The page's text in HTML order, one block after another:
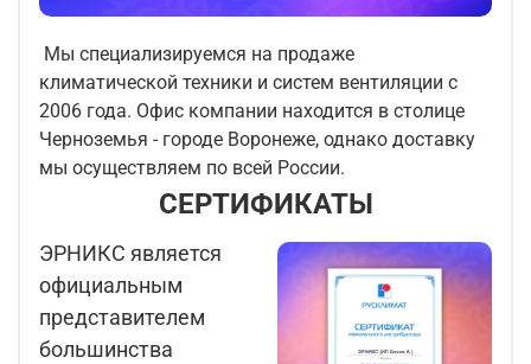
Мы специализируемся на продаже
климатической техники и систем вентиляции с
2006 года. Офис компании находится в столице
Черноземья - городе Воронеже, однако доставку
мы осуществляем по всей России.
СЕРТИФИКАТЫ
ЭРНИКС является
официальным
представителем
большинства